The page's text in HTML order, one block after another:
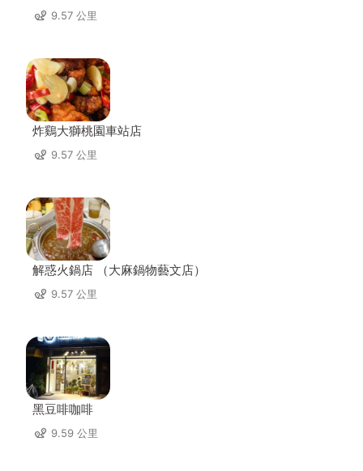
9.57 公里
炸鷄大獅桃園車站店
9.57 公里
解惑火鍋店 （大麻鍋物藝文店）
9.57 公里
黑豆啡咖啡
9.59 公里